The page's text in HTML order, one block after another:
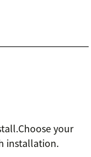
your
installation.